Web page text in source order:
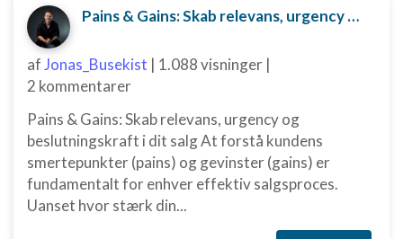
Pains & Gains: Skab relevans, urgency og beslutningskraft i dit salg
afJonas_Busekist | 1.088 visninger |
2 kommentarer
Pains & Gains: Skab relevans, urgency og
beslutningskraft i dit salg At forstå kundens
smertepunkter (pains) og gevinster (gains) er
fundamentalt for enhver effektiv salgsproces.
Uanset hvor stærk din...